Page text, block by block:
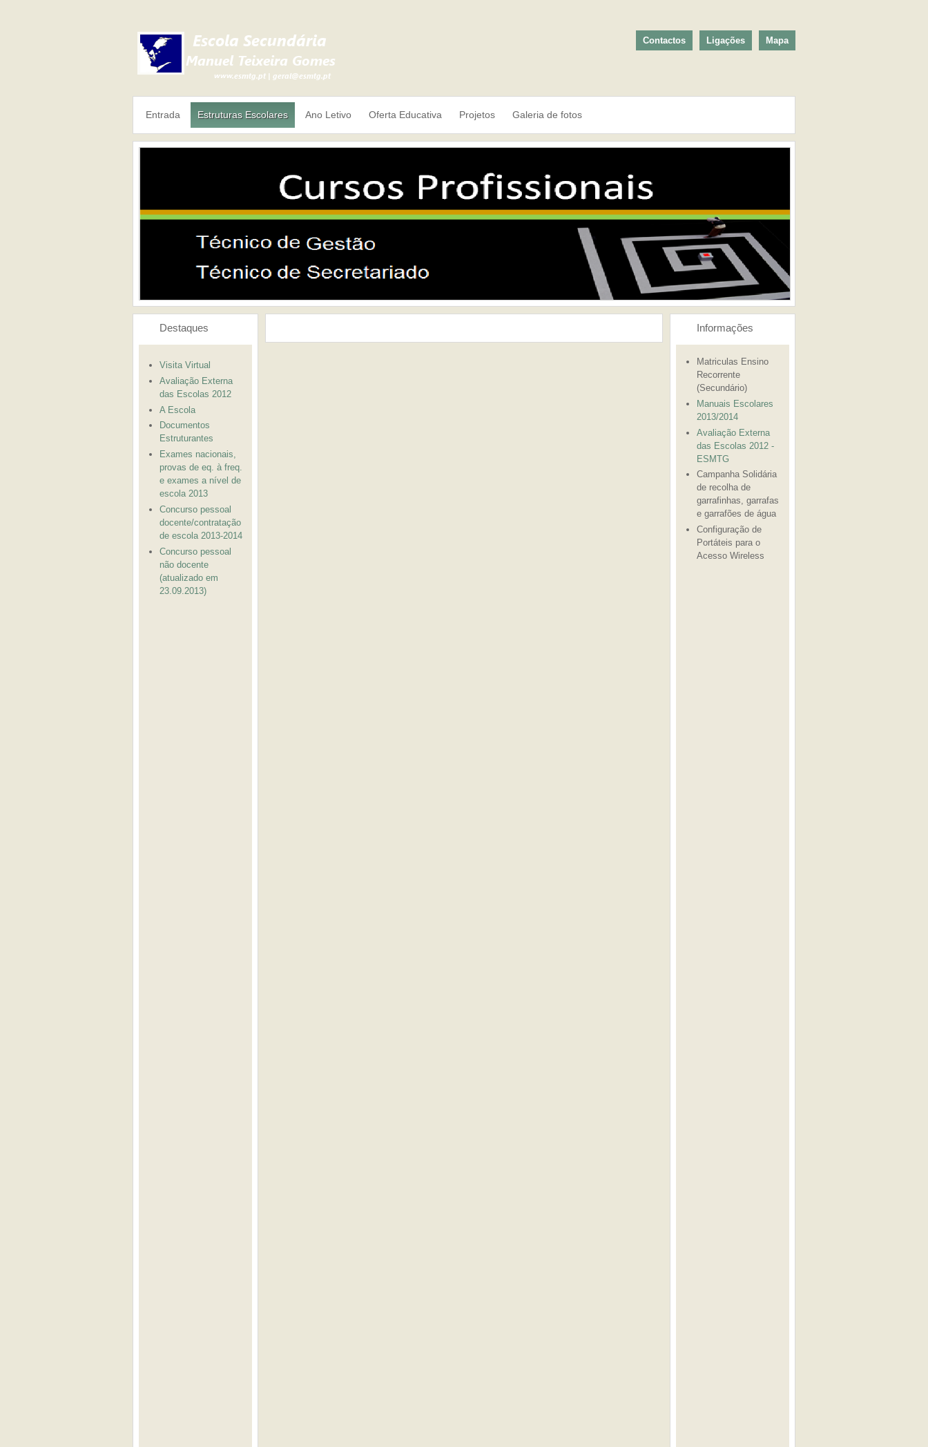
Contactos Ligações Mapa
Entrada Estruturas Escolares Ano Letivo Oferta Educativa Projetos Galeria de fotos
Destaques
Visita Virtual
Avaliação Externa
das Escolas 2012
A Escola
Documentos
Estruturantes
Exames nacionais,
provas de eq. à freq.
e exames a nível de
escola 2013
Concurso pessoal
docente/contratação
de escola 2013-2014
Concurso pessoal
não docente
(atualizado em
23.09.2013)
Informações
Matriculas Ensino
Recorrente
(Secundário)
Manuais Escolares
2013/2014
Avaliação Externa
das Escolas 2012 -
ESMTG
Campanha Solidária
de recolha de
garrafinhas, garrafas
e garrafões de água
Configuração de
Portáteis para o
Acesso Wireless